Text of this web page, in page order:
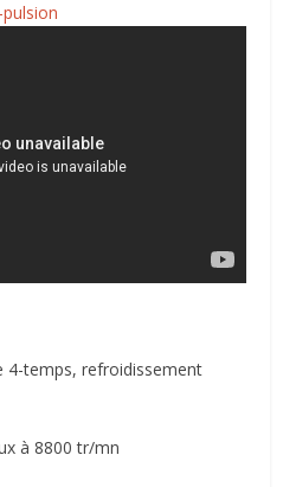
4-temps, refroidissement
à 8800 tr/mn